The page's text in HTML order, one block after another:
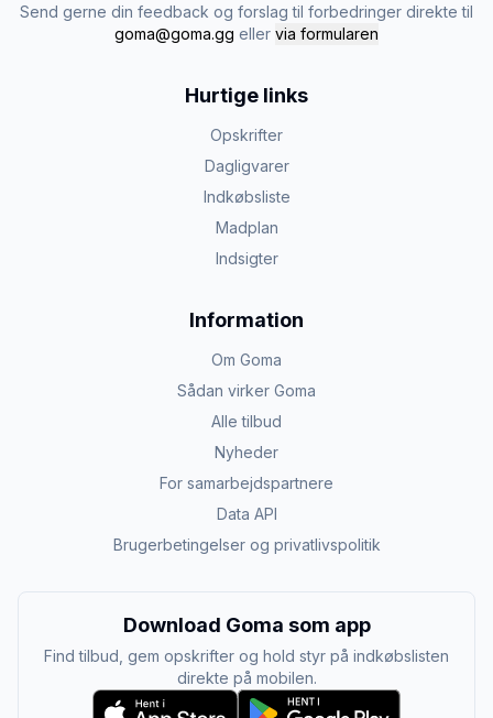
Send gerne din feedback og forslag til forbedringer direkte til
goma@goma.gg eller via formularen
Hurtige links
Opskrifter
Dagligvarer
Indkøbsliste
Madplan
Indsigter
Information
Om Goma
Sådan virker Goma
Alle tilbud
Nyheder
For samarbejdspartnere
Data API
Brugerbetingelser og privatlivspolitik
Download Goma som app
Find tilbud, gem opskrifter og hold styr på indkøbslisten
direkte på mobilen.